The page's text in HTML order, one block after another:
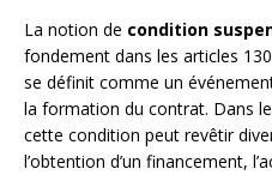
La notion de condition
fondement dans les articles
se définit comme un
la formation du contrat. Dans
cette condition peut revêtir
l’obtention d’un financement,